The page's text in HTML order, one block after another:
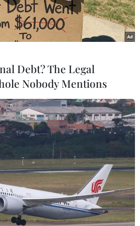
tiêuchí chính của phiên bản
đồn rằng mẫu xe mới sẽ vừa
phóng viên chụp được có
và dường như sẽ vẫn
phiên bản hiện hành.
khoang nội thất nhiều khả
đổi về kích thước.
đồn chiếc Civic mới sẽ sử
xăng 4 xylanh vàcác phiên
áp, với công suất dải từ 80
Debt? The Legal
Nobody Mentions